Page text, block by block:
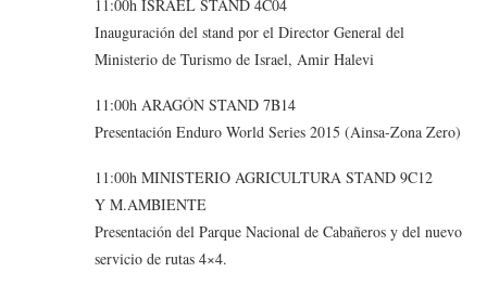
11:00h ISRAEL STAND 4C04
Inauguración del stand por el Director General del
Ministerio de Turismo de Israel, Amir Halevi
11:00h ARAGÓN STAND 7B14
Presentación Enduro World Series 2015 (Ainsa-Zona Zero)
11:00h MINISTERIO AGRICULTURA STAND 9C12
Y M.AMBIENTE
Presentación del Parque Nacional de Cabañeros y del nuevo
servicio de rutas 4×4.